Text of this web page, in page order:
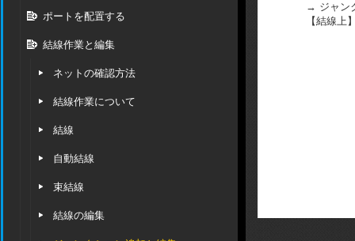
ポートを配置する
結線作業と編集
ネットの確認方法
結線作業について
結線
自動結線
束結線
結線の編集
→ ジャン
【結線上